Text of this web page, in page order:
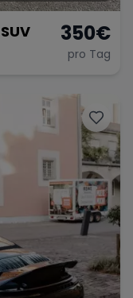
350€
pro Tag